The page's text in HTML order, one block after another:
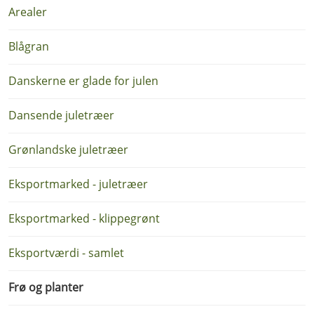
Arealer
Blågran
Danskerne er glade for julen
Dansende juletræer
Grønlandske juletræer
Eksportmarked - juletræer
Eksportmarked - klippegrønt
Eksportværdi - samlet
Frø og planter